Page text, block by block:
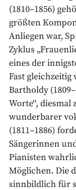
(1810–1856)
größten
Anliegen war,
Zyklus
eines der
Fast
Bartholdy
Worte“, diesmal
wunderbarer
(1811–1886)
Sängerinnen
Pianisten
Möglichen. Die
sinnbildlich für